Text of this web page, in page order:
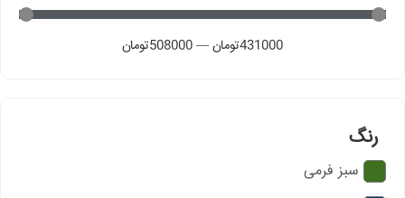
431000تومان—
508000تومان
رنگ
سبز فرمی